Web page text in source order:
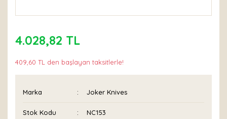
4.028,82 TL
409,60 TL den başlayan taksitlerle!
Marka Joker Knives
Stok Kodu NC153